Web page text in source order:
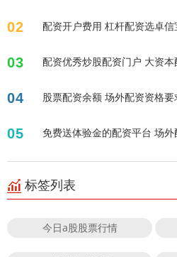
02 配资开户费用 杠杆配资选卓信
03 配资优秀炒股配资门户 大资
04 股票配资余额 场外配资资格
05 免费送体验金的配资平台 场
标签列表
今日a股股票行情